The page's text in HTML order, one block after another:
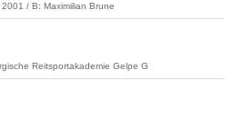
/ B: Maximilian Brune
Reitsportakademie Gelpe G